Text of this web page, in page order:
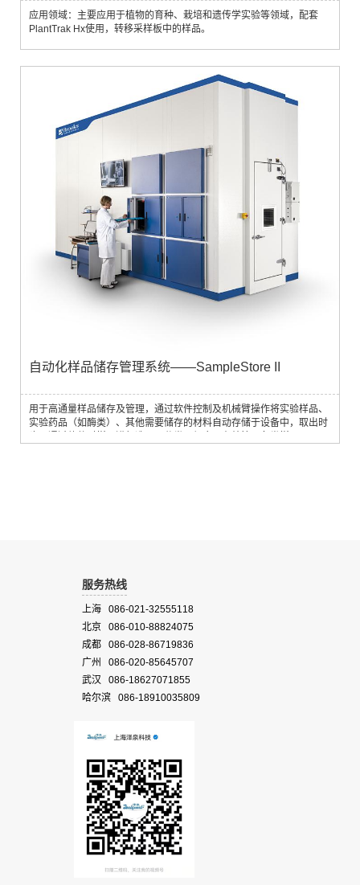
应用领域：主要应用于植物的育种、栽培和遗传学实验等领域，配套
PlantTrak Hx使用，转移采样板中的样品。
自动化样品储存管理系统——SampleStore II
用于高通量样品储存及管理，通过软件控制及机械臂操作将实验样品、
实验药品（如酶类）、其他需要储存的材料自动存储于设备中，取出时
服务热线
上海 086-021-32555118
北京 086-010-88824075
成都 086-028-86719836
广州 086-020-85645707
武汉 086-18627071855
哈尔滨 086-18910035809